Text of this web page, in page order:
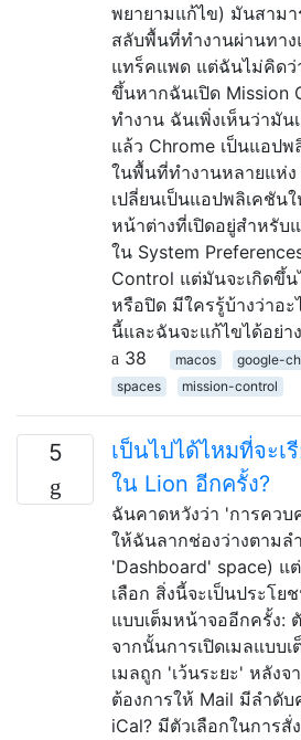
พยายามแก้ไข) มันสามา
สลับพื้นที่ทำงานผ่านทา
แทร็คแพด แต่ฉันไม่คิดว่
ขึ้นหากฉันเปิด Mission
ทำงาน ฉันเพิ่งเห็นว่ามั
แล้ว Chrome เป็นแอปพ
ในพื้นที่ทำงานหลายแห่
เปลี่ยนเป็นแอปพลิเคชัน
หน้าต่างที่เปิดอยู่สำหรับ
ใน System
Control แต่มันจะเกิดขึ้น
หรือปิด มีใครรู้บ้างว่าอ
นี้และฉันจะแก้ไขได้อย่า
38
macos google-
spaces
mission-control
5
เป็นไปได้ไหมที่จะเ
ใน Lion อีกครั้ง?
ฉันคาดหวังว่า 'การคว
ให้ฉันลากช่องว่างตาม
'Dashboard' space) แ
เลือก สิ่งนี้จะเป็นประโย
แบบเต็มหน้าจออีกครั้ง:
จากนั้นการเปิดเมลแบบ
เมลถูก 'เว้นระยะ' หลัง
ต้องการให้ Mail มีลำดั
iCal? มีตัวเลือกในการ